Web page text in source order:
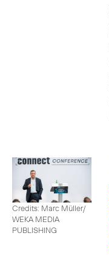
Credits: Marc Müller/
WEKA MEDIA
PUBLISHING